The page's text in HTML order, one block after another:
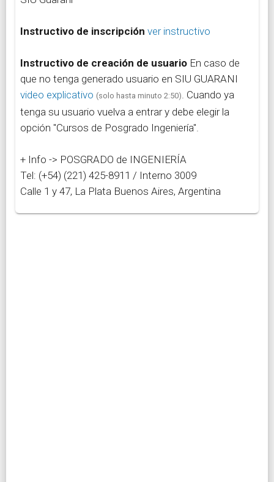
Instructivo de inscripción ver instructivo
Instructivo de creación de usuario En caso de
que no tenga generado usuario en SIU GUARANI
video explicativo (solo hasta minuto 2:50). Cuando ya
tenga su usuario vuelva a entrar y debe elegir la
opción "Cursos de Posgrado Ingeniería".
+ Info -> POSGRADO de INGENIERÍA
Tel: (+54) (221) 425-8911 / Interno 3009
Calle 1 y 47, La Plata Buenos Aires, Argentina